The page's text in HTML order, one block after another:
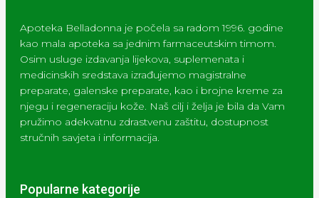
Apoteka Belladonna je počela sa radom 1996. godine
kao mala apoteka sa jednim farmaceutskim timom.
Osim usluge izdavanja lijekova, suplemenata i
medicinskih sredstava izrađujemo magistralne
preparate, galenske preparate, kao i brojne kreme za
njegu i regeneraciju kože. Naš cilj i želja je bila da Vam
pružimo adekvatnu zdrastvenu zaštitu, dostupnost
stručnih savjeta i informacija.
Popularne kategorije